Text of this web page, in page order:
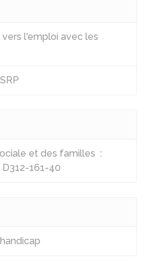
l'emploi avec les
et des familles :
161-40